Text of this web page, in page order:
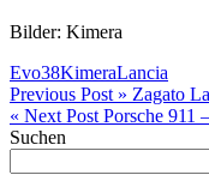
Bilder: Kimera
Evo38KimeraLancia
Previous Post » Zagato
« Next Post Porsche 911
Suchen